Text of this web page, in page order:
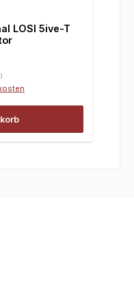
LOSI 5ive-T